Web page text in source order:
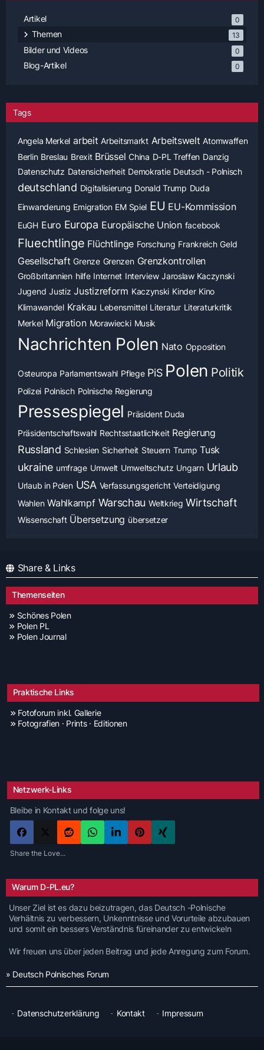
Artikel 0
Themen 13
Bilder und Videos 0
Blog-Artikel 0
Tags
Angela Merkel arbeit Arbeitsmarkt Arbeitswelt Atomwaffen
Berlin Breslau Brexit Brüssel China D-PL Treffen Danzig
Datenschutz Datensicherheit Demokratie Deutsch - Polnisch
deutschland Digitalisierung Donald Trump Duda
Einwanderung Emigration EM Spiel EU EU-Kommission
EuGH Euro Europa Europäische Union facebook
Fluechtlinge Flüchtlinge Forschung Frankreich Geld
Gesellschaft Grenze Grenzen Grenzkontrollen
Großbritannien hilfe Internet Interview Jaroslaw Kaczynski
Jugend Justiz Justizreform Kaczynski Kinder Kino
Klimawandel Krakau Lebensmittel Literatur Literaturkritik
Merkel Migration Morawiecki Musik
Nachrichten Polen Nato Opposition
Osteuropa Parlamentswahl Pflege PiS Polen Politik
Polizei Polnisch Polnische Regierung
Pressespiegel Präsident Duda
Präsidentschaftswahl Rechtsstaatlichkeit Regierung
Russland Schlesien Sicherheit Steuern Trump Tusk
ukraine umfrage Umwelt Umweltschutz Ungarn Urlaub
Urlaub in Polen USA Verfassungsgericht Verteidigung
Wahlen Wahlkampf Warschau Weltkrieg Wirtschaft
Wissenschaft Übersetzung übersetzer
Share & Links
Themenseiten
Schönes Polen
Polen PL
Polen Journal
Praktische Links
Fotoforum inkl. Gallerie
Fotografien · Prints · Editionen
Netzwerk-Links
Bleibe in Kontakt und folge uns!
Share the Love...
Warum D-PL.eu?
Unser Ziel ist es dazu beizutragen, das Deutsch -Polnische
Verhältnis zu verbessern, Unkenntnisse und Vorurteile abzubauen
und somit ein bessers Verständnis füreinander zu entwickeln
Wir freuen uns über jeden Beitrag und jede Anregung zum Forum.
» Deutsch Polnisches Forum
Datenschutzerklärung Kontakt Impressum